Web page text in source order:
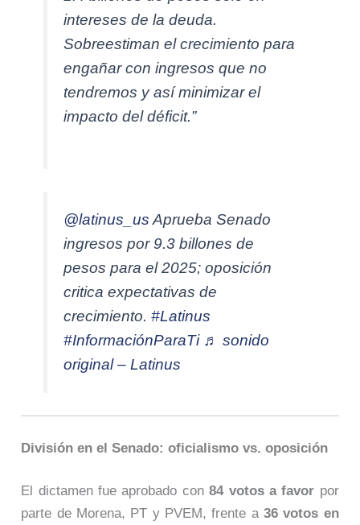
intereses de la deuda.
Sobreestiman el crecimiento para
engañar con ingresos que no
tendremos y así minimizar el
impacto del déficit.”
@latinus_us Aprueba Senado
ingresos por 9.3 billones de
pesos para el 2025; oposición
critica expectativas de
crecimiento.#Latinus
#InformaciónParaTi ♬ sonido
original – Latinus
División en el Senado: oficialismo vs. oposición
El dictamen fue aprobado con84 votos a favor por
parte de Morena, PT y PVEM, frente a36 votos en